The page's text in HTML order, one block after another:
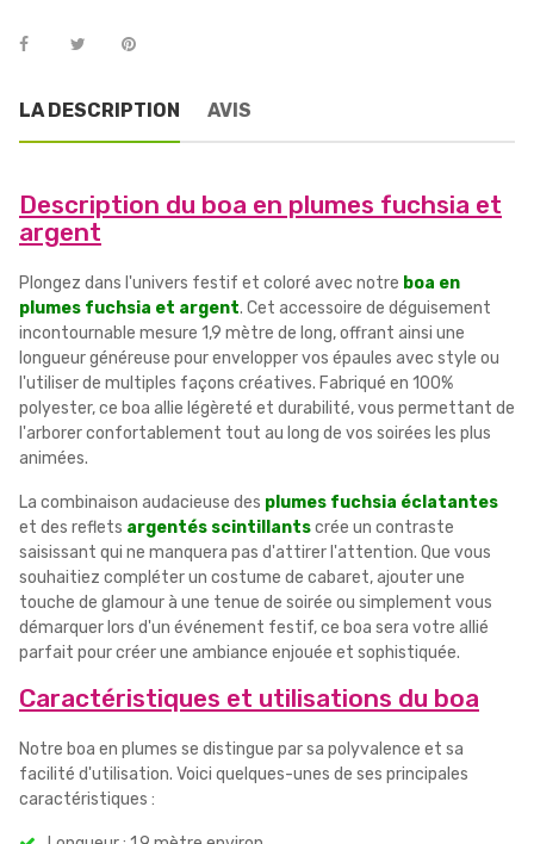
LA DESCRIPTION AVIS
Description du boa en plumes fuchsia et
argent
Plongez dans l'univers festif et coloré avec notre boa en
plumes fuchsia et argent. Cet accessoire de déguisement
incontournable mesure 1,9 mètre de long, offrant ainsi une
longueur généreuse pour envelopper vos épaules avec style ou
l'utiliser de multiples façons créatives. Fabriqué en 100%
polyester, ce boa allie légèreté et durabilité, vous permettant de
l'arborer confortablement tout au long de vos soirées les plus
animées.
La combinaison audacieuse des plumes fuchsia éclatantes
et des reflets argentés scintillantscrée un contraste
saisissant qui ne manquera pas d'attirer l'attention. Que vous
souhaitiez compléter un costume de cabaret, ajouter une
touche de glamour à une tenue de soirée ou simplement vous
démarquer lors d'un événement festif, ce boa sera votre allié
parfait pour créer une ambiance enjouée et sophistiquée.
Caractéristiques et utilisations du boa
Notre boa en plumes se distingue par sa polyvalence et sa
facilité d'utilisation. Voici quelques-unes de ses principales
caractéristiques :